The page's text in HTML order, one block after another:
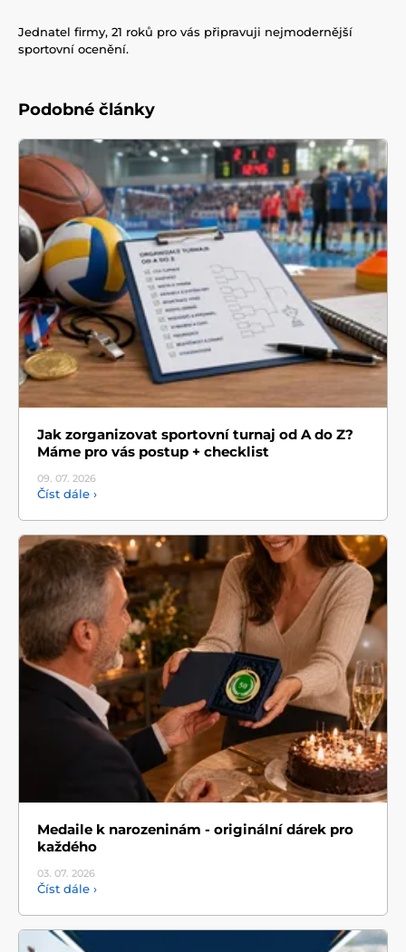
Jednatel firmy, 21 roků pro vás připravuji nejmodernější
sportovní ocenění.
Podobné články
Jak zorganizovat sportovní turnaj od A do Z?
Máme pro vás postup + checklist
09. 07. 2026
Číst dále ›
Medaile k narozeninám - originální dárek pro
každého
03. 07. 2026
Číst dále ›